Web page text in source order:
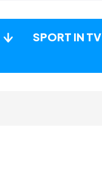
SPORT IN TV